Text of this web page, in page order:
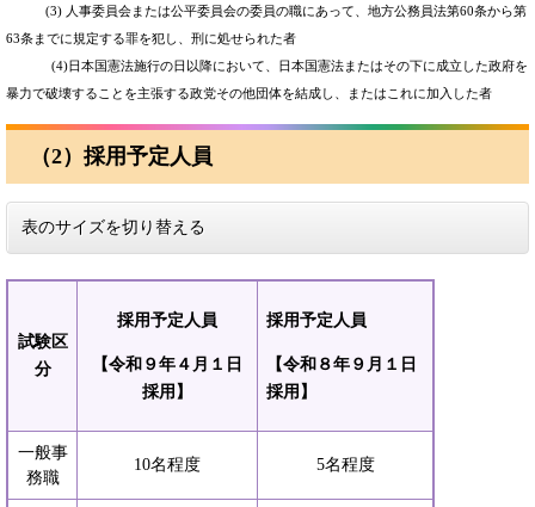
(3) 人事委員会または公平委員会の委員の職にあって、地方公務員法第60条から第
63条までに規定する罪を犯し、刑に処せられた者
(4)日本国憲法施行の日以降において、日本国憲法またはその下に成立した政府を
暴力で破壊することを主張する政党その他団体を結成し、またはこれに加入した者
（2）採用予定人員
表のサイズを切り替える
試験区
分
採用予定人員
【令和９年４月１日
採用】
採用予定人員
​【令和８年９月１日
採用】
一般事
務職
10名程度 5名程度